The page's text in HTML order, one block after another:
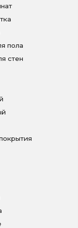
пола
стен